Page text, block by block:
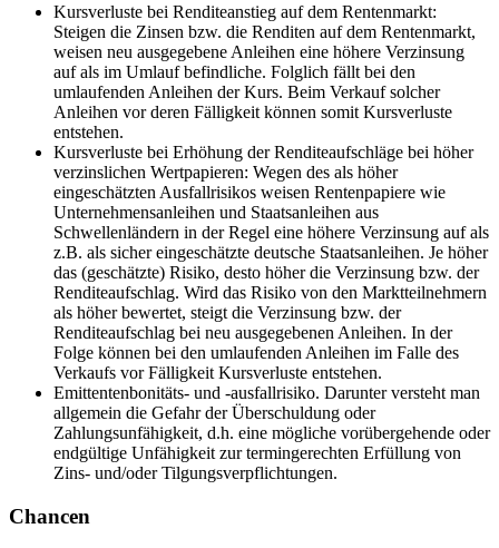
Kursverluste bei Renditeanstieg auf dem Rentenmarkt:
Steigen die Zinsen bzw. die Renditen auf dem Rentenmarkt,
weisen neu ausgegebene Anleihen eine höhere Verzinsung
auf als im Umlauf befindliche. Folglich fällt bei den
umlaufenden Anleihen der Kurs. Beim Verkauf solcher
Anleihen vor deren Fälligkeit können somit Kursverluste
entstehen.
Kursverluste bei Erhöhung der Renditeaufschläge bei höher
verzinslichen Wertpapieren: Wegen des als höher
eingeschätzten Ausfallrisikos weisen Rentenpapiere wie
Unternehmensanleihen und Staatsanleihen aus
Schwellenländern in der Regel eine höhere Verzinsung auf als
z.B. als sicher eingeschätzte deutsche Staatsanleihen. Je höher
das (geschätzte) Risiko, desto höher die Verzinsung bzw. der
Renditeaufschlag. Wird das Risiko von den Marktteilnehmern
als höher bewertet, steigt die Verzinsung bzw. der
Renditeaufschlag bei neu ausgegebenen Anleihen. In der
Folge können bei den umlaufenden Anleihen im Falle des
Verkaufs vor Fälligkeit Kursverluste entstehen.
Emittentenbonitäts- und -ausfallrisiko. Darunter versteht man
allgemein die Gefahr der Überschuldung oder
Zahlungsunfähigkeit, d.h. eine mögliche vorübergehende oder
endgültige Unfähigkeit zur termingerechten Erfüllung von
Zins- und/oder Tilgungsverpflichtungen.
Chancen